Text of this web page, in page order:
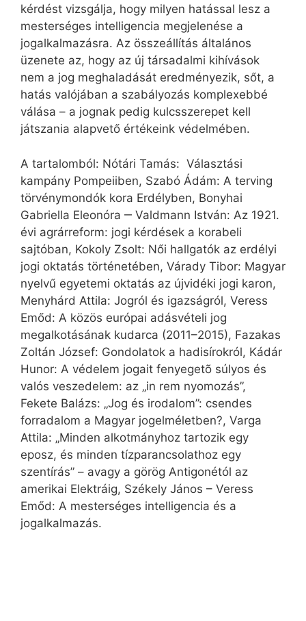
kérdést vizsgálja, hogy milyen hatással lesz a
mesterséges intelligencia megjelenése a
jogalkalmazásra. Az összeállítás általános
üzenete az, hogy az új társadalmi kihívások
nem a jog meghaladását eredményezik, sőt, a
hatás valójában a szabályozás komplexebbé
válása – a jognak pedig kulcsszerepet kell
játszania alapvető értékeink védelmében.
A tartalomból: Nótári Tamás: Választási
kampány Pompeiiben, Szabó Ádám: A terving
törvénymondók kora Erdélyben, Bonyhai
Gabriella Eleonóra ‒ Valdmann István: Az 1921.
évi agrárreform: jogi kérdések a korabeli
sajtóban, Kokoly Zsolt: Női hallgatók az erdélyi
jogi oktatás történetében, Várady Tibor: Magyar
nyelvű egyetemi oktatás az újvidéki jogi karon,
Menyhárd Attila: Jogról és igazságról, Veress
Emőd: A közös európai adásvételi jog
megalkotásának kudarca (2011–2015), Fazakas
Zoltán József: Gondolatok a hadisírokról, Kádár
Hunor: A védelem jogait fenyegetõ súlyos és
valós veszedelem: az „in rem nyomozás”,
Fekete Balázs: „Jog és irodalom”: csendes
forradalom a Magyar jogelméletben?, Varga
Attila: „Minden alkotmányhoz tartozik egy
eposz, és minden tízparancsolathoz egy
szentírás” – avagy a görög Antigonétól az
amerikai Elektráig, Székely János – Veress
Emőd: A mesterséges intelligencia és a
jogalkalmazás.